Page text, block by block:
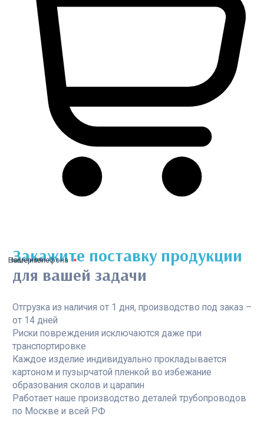
Закажите поставку продукции
для вашей задачи
Отгрузка из наличия от 1 дня, производство под заказ –
от 14 дней
Риски повреждения исключаются даже при
транспортировке
Каждое изделие индивидуально прокладывается
картоном и пузырчатой пленкой во избежание
образования сколов и царапин
Работает наше производство деталей трубопроводов
по Москве и всей РФ
Ваше имя
Номер телефона